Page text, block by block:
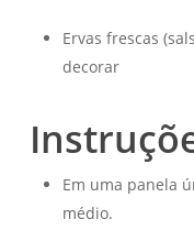
Ervas frescas
decorar
Em uma panela
médio.